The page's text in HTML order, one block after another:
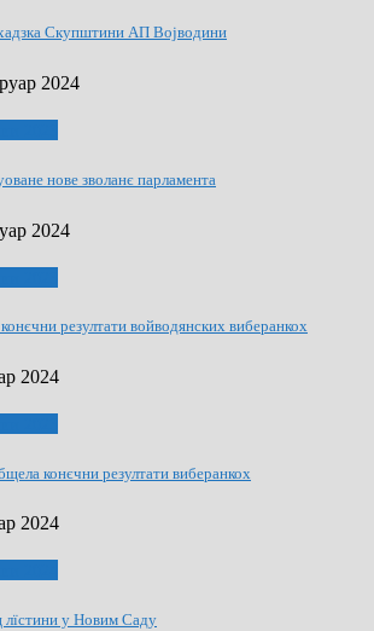
Скупштини АП Војводини
2024
нове зволанє парламентa
2024
резултати войводянских виберанкох
2024
конєчни резултати виберанкох
2024
у Новим Саду